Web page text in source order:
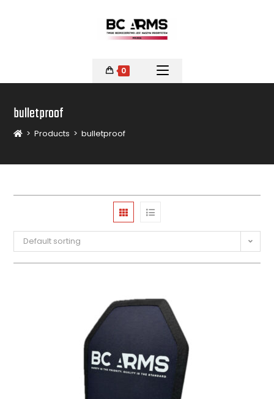
0
bulletproof
> Products > bulletproof
Default sorting